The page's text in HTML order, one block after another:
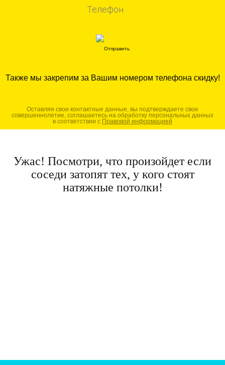
Также мы закрепим за Вашим номером телефона скидку!
Оставляя свои контактные данные, вы подтверждаете свое
совершеннолетие, соглашаетесь на обработку персональных данных
в соответствии с Правовой информацией
Ужас! Посмотри, что произойдет если
соседи затопят тех, у кого стоят
натяжные потолки!